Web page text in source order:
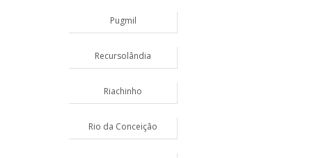
Pugmil
Recursolândia
Riachinho
Rio da Conceição